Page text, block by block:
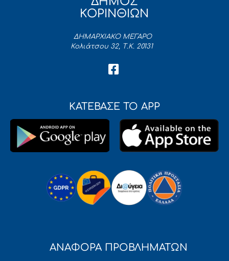
ΚΟΡΙΝΘΙΩΝ
ΔΗΜΑΡΧΙΑΚΟ ΜΕΓΑΡΟ
Κολιάτσου 32, Τ.Κ. 20131
ΚΑΤΕΒΑΣΕ ΤΟ APP
ΑΝΑΦΟΡΑ ΠΡΟΒΛΗΜΑΤΩΝ